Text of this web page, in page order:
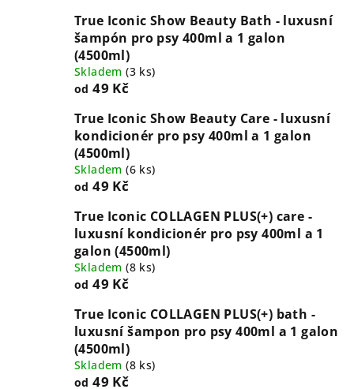
True Iconic Show Beauty Bath - luxusní
šampón pro psy 400ml a 1 galon
(4500ml)
Skladem(3 ks)
od 49 Kč
True Iconic Show Beauty Care - luxusní
kondicionér pro psy 400ml a 1 galon
(4500ml)
Skladem(6 ks)
od 49 Kč
True Iconic COLLAGEN PLUS(+) care -
luxusní kondicionér pro psy 400ml a 1
galon (4500ml)
Skladem(8 ks)
od 49 Kč
True Iconic COLLAGEN PLUS(+) bath -
luxusní šampon pro psy 400ml a 1 galon
(4500ml)
Skladem(8 ks)
od 49 Kč